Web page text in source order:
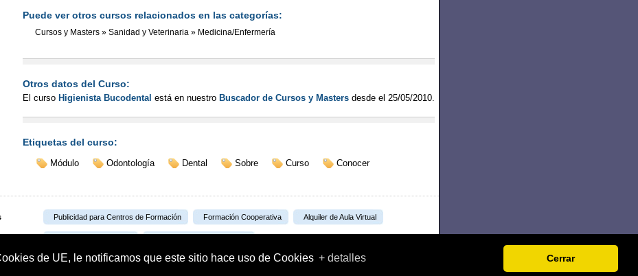
de UE, le notificamos que este sitio hace uso de Cookies + detalles Cerrar
Puede ver otros cursos relacionados en las categorías:
Cursos y Masters » Sanidad y Veterinaria » Medicina/Enfermería
Otros datos del Curso:
El curso Higienista Bucodental está en nuestro Buscador de Cursos y Masters desde el 25/05/2010.
Etiquetas del curso:
Módulo Odontología Dental Sobre Curso Conocer
Publicidad para Centros de Formación Formación Cooperativa Alquiler de Aula Virtual
info@portalformativo.com 902 922245 © 2002-2026 Portal Formativo S.L.U.